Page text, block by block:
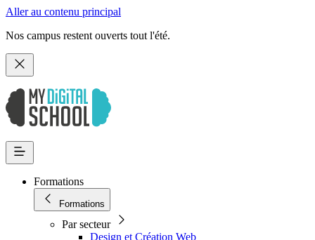
Aller au contenu principal
Nos campus restent ouverts tout l'été.
Formations
Formations
Par secteur
Design et Création Web